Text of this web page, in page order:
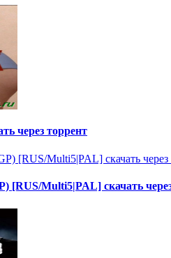
через торрент
[RUS/Multi5|PAL] скачать